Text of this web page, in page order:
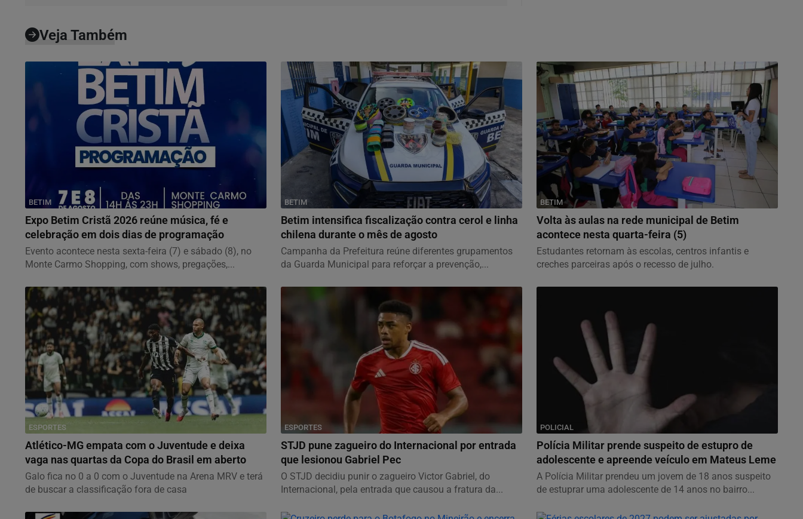
Veja Também
BETIM
Expo Betim Cristã 2026 reúne música, fé e
celebração em dois dias de programação
Evento acontece nesta sexta-feira (7) e sábado (8), no
Monte Carmo Shopping, com shows, pregações,...
BETIM
Betim intensifica fiscalização contra cerol e linha
chilena durante o mês de agosto
Campanha da Prefeitura reúne diferentes grupamentos
da Guarda Municipal para reforçar a prevenção,...
BETIM
Volta às aulas na rede municipal de Betim
acontece nesta quarta-feira (5)
Estudantes retornam às escolas, centros infantis e
creches parceiras após o recesso de julho.
ESPORTES
Atlético-MG empata com o Juventude e deixa
vaga nas quartas da Copa do Brasil em aberto
Galo fica no 0 a 0 com o Juventude na Arena MRV e terá
de buscar a classificação fora de casa
ESPORTES
STJD pune zagueiro do Internacional por entrada
que lesionou Gabriel Pec
O STJD decidiu punir o zagueiro Victor Gabriel, do
Internacional, pela entrada que causou a fratura da...
POLICIAL
Polícia Militar prende suspeito de estupro de
adolescente e apreende veículo em Mateus Leme
A Polícia Militar prendeu um jovem de 18 anos suspeito
de estuprar uma adolescente de 14 anos no bairro...